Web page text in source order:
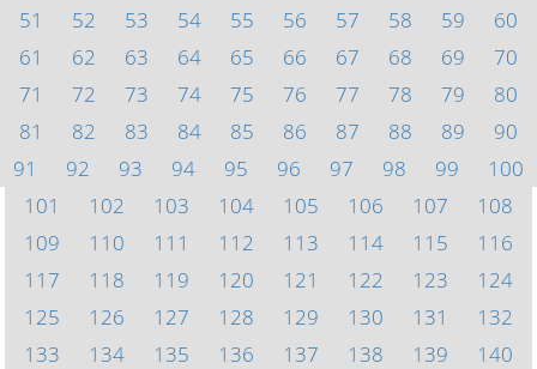
51
52 53 54 55 56 57 58 59
60
61
62 63 64 65 66 67 68 69
70
71
72 73 74 75 76 77 78 79
80
81
82 83 84 85 86 87 88 89
90
91
92 93 94 95 96 97 98 99
100
101
102 103 104 105 106 107
108
109
110 111 112 113 114 115
116
117
118 119 120 121 122 123
124
125
126 127 128 129 130 131
132
133
134 135 136 137 138 139
140